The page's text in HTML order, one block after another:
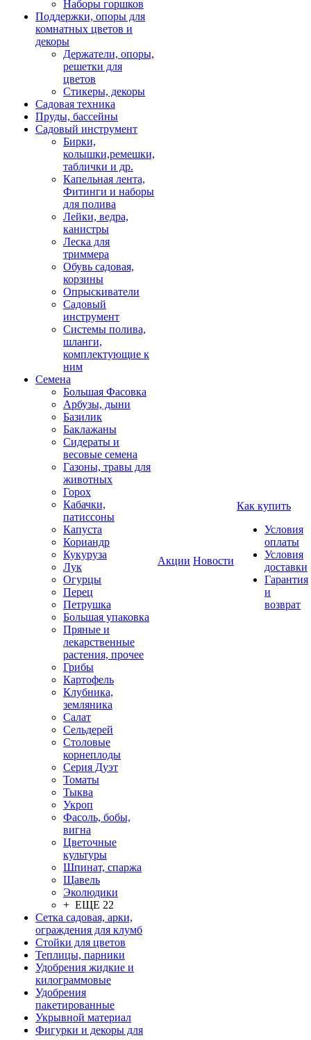
Наборы горшков
Поддержки, опоры для
комнатных цветов и
декоры
Держатели, опоры,
решетки для
цветов
Стикеры, декоры
Садовая техника
Пруды, бассейны
Садовый инструмент
Бирки,
колышки,ремешки,
таблички и др.
Капельная лента,
Фитинги и наборы
для полива
Лейки, ведра,
канистры
Леска для
триммера
Обувь садовая,
корзины
Опрыскиватели
Садовый
инструмент
Системы полива,
шланги,
комплектующие к
ним
Семена
Большая Фасовка
Арбузы, дыни
Базилик
Баклажаны
Сидераты и
весовые семена
Газоны, травы для
животных
Горох
Кабачки,
патиссоны
Капуста
Кориандр
Кукуруза
Лук
Огурцы
Перец
Петрушка
Большая упаковка
Пряные и
лекарственные
растения, прочее
Грибы
Картофель
Клубника,
земляника
Салат
Сельдерей
Столовые
корнеплоды
Серия Дуэт
Томаты
Тыква
Укроп
Фасоль, бобы,
вигна
Цветочные
культуры
Шпинат, спаржа
Щавель
Эколюдики
+ ЕЩЕ 22
Сетка садовая, арки,
ограждения для клумб
Стойки для цветов
Теплицы, парники
Удобрения жидкие и
килограммовые
Удобрения
пакетированные
Укрывной материал
Фигурки и декоры для
Акции Новости
Как купить
Условия
оплаты
Условия
доставки
Гарантия
и
возврат